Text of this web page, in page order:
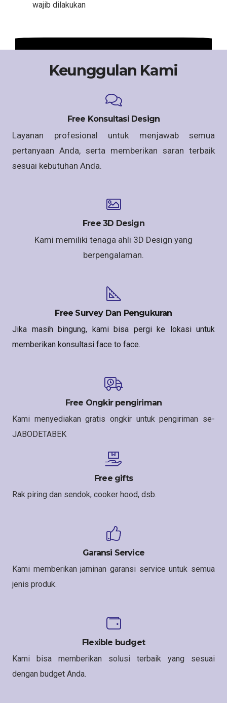
wajib dilakukan
Keunggulan Kami
Free Konsultasi Design
Layanan profesional untuk menjawab semua
pertanyaan Anda, serta memberikan saran terbaik
sesuai kebutuhan Anda.
Free 3D Design
Kami memiliki tenaga ahli 3D Design yang
berpengalaman.
Free Survey Dan Pengukuran
Jika masih bingung, kami bisa pergi ke lokasi untuk
memberikan konsultasi face to face.
Free Ongkir pengiriman
Kami menyediakan gratis ongkir untuk pengiriman se-
JABODETABEK
Free gifts
Rak piring dan sendok, cooker hood, dsb.
Garansi Service
Kami memberikan jaminan garansi service untuk semua
jenis produk.
Flexible budget
Kami bisa memberikan solusi terbaik yang sesuai
dengan budget Anda.